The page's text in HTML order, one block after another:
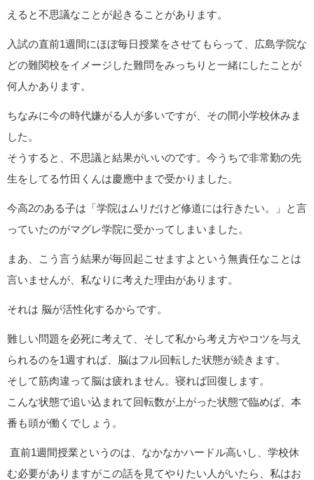
えると不思議なことが起きることがあります。
入試の直前1週間にほぼ毎日授業をさせてもらって、広島学院な
どの難関校をイメージした難問をみっちりと一緒にしたことが
何人かあります。
ちなみに今の時代嫌がる人が多いですが、その間小学校休みま
した。
そうすると、不思議と結果がいいのです。今うちで非常勤の先
生をしてる竹田くんは慶應中まで受かりました。
今高2のある子は「学院はムリだけど修道には行きたい。」と言
っていたのがマグレ学院に受かってしまいました。
まあ、こう言う結果が毎回起こせますよという無責任なことは
言いませんが、私なりに考えた理由があります。
それは 脳が活性化するからです。
難しい問題を必死に考えて、そして私から考え方やコツを与え
られるのを1週すれば、脳はフル回転した状態が続きます。
そして筋肉違って脳は疲れません。寝れば回復します。
こんな状態で追い込まれて回転数が上がった状態で臨めば、本
番も頭が働くでしょう。
直前1週間授業というのは、なかなかハードル高いし、学校休
む必要がありますがこの話を見てやりたい人がいたら、私はお